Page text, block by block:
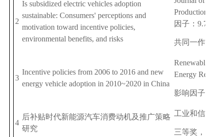
2
Is subsidized electric vehicles adoption
sustainable: Consumers' perceptions and
motivation toward incentive policies,
environmental benefits, and risks
Production
因子： 9.7
共同一作
3
Incentive policies from 2006 to 2016 and new
energy vehicle adoption in 2010~2020 in China
Renewable
Energy
影响因子：
4
后补贴时代新能源汽车消费动机及推广策略
研究
工业和信息
三等奖，省